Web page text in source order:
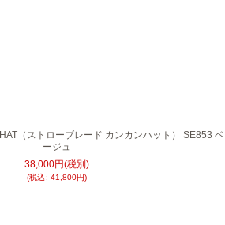
（ストローブレード カンカンハット） SE853 ベ
ージュ
38,000円(税別)
(税込 : 41,800円)